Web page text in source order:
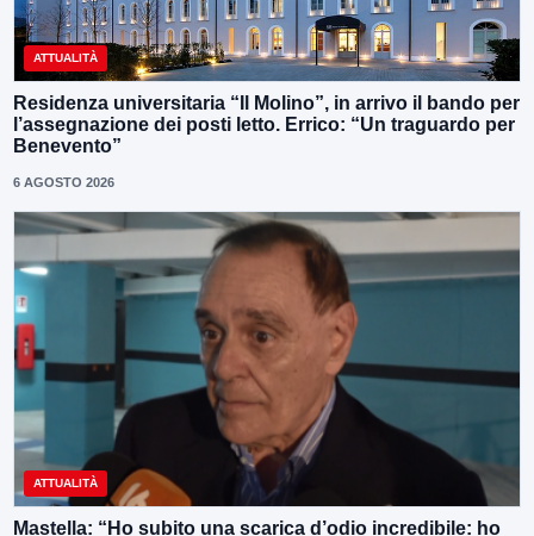
ATTUALITÀ
Residenza universitaria “Il Molino”, in arrivo il bando per
l’assegnazione dei posti letto. Errico: “Un traguardo per
Benevento”
6 AGOSTO 2026
ATTUALITÀ
Mastella: “Ho subito una scarica d’odio incredibile: ho